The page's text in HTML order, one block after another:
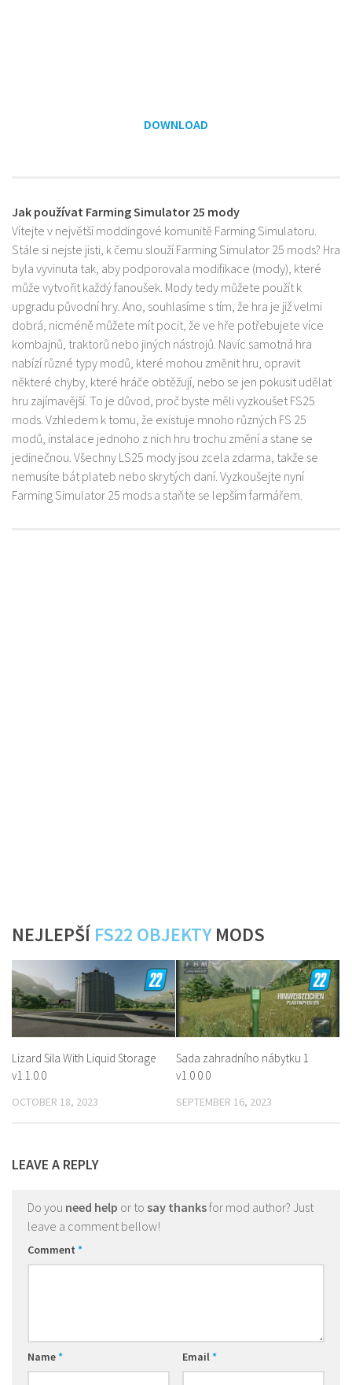
DOWNLOAD
Jak používat Farming Simulator 25 mody
Vítejte v největší moddingové komunitě Farming Simulatoru.
Stále si nejste jisti, k čemu slouží Farming Simulator 25 mods? Hra
byla vyvinuta tak, aby podporovala modifikace (mody), které
může vytvořit každý fanoušek. Mody tedy můžete použít k
upgradu původní hry. Ano, souhlasíme s tím, že hra je již velmi
dobrá, nicméně můžete mít pocit, že ve hře potřebujete více
kombajnů, traktorů nebo jiných nástrojů. Navíc samotná hra
nabízí různé typy modů, které mohou změnit hru, opravit
některé chyby, které hráče obtěžují, nebo se jen pokusit udělat
hru zajímavější. To je důvod, proč byste měli vyzkoušet FS25
mods. Vzhledem k tomu, že existuje mnoho různých FS 25
modů, instalace jednoho z nich hru trochu změní a stane se
jedinečnou. Všechny LS25 mody jsou zcela zdarma, takže se
nemusíte bát plateb nebo skrytých daní. Vyzkoušejte nyní
Farming Simulator 25 mods a staňte se lepším farmářem.
NEJLEPŠÍ FS22 OBJEKTYMODS
Lizard Sila With Liquid Storage
v1.1.0.0
OCTOBER 18, 2023
Sada zahradního nábytku 1
v1.0.0.0
SEPTEMBER 16, 2023
LEAVE A REPLY
Do you need help or to say thanksfor mod author? Just
leave a comment bellow!
Comment *
Name* Email*